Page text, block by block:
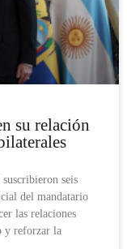
su relación
seis
del mandatario
las relaciones
y reforzar la